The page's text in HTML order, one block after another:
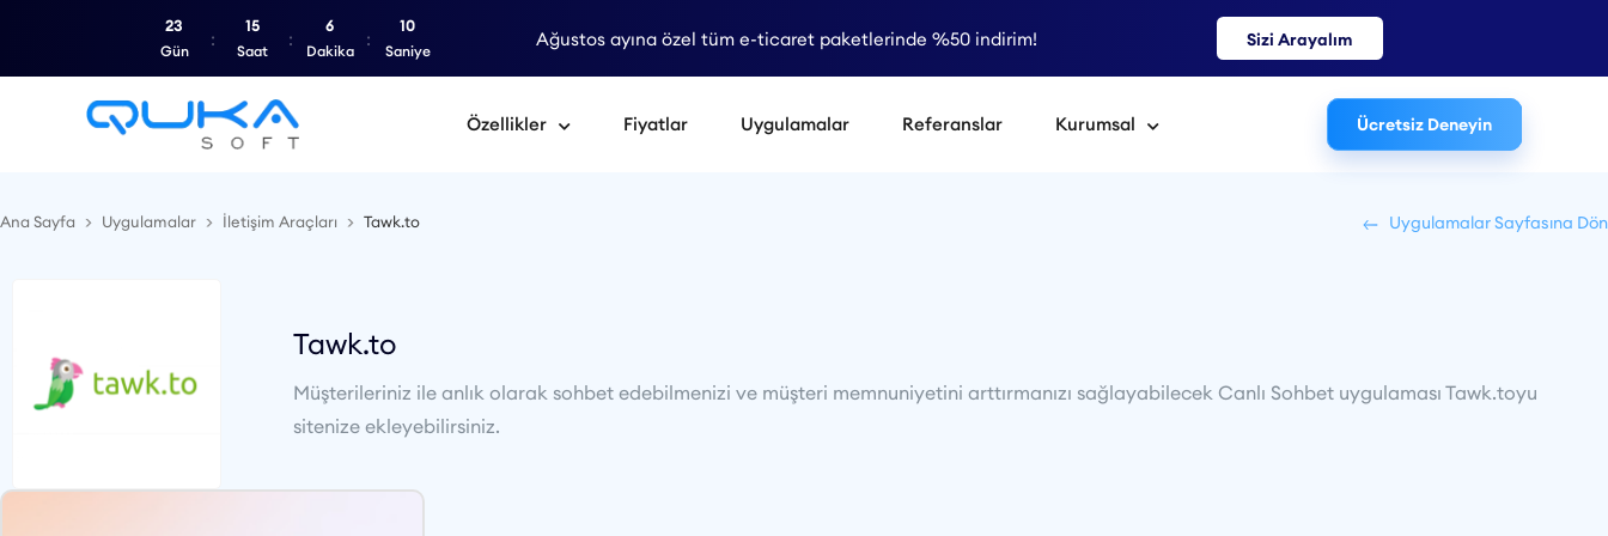
Ağustos ayına özel tüm e-ticaret paketlerinde %50 indirim! Sizi Arayalım
23
Gün
15
Saat
6
Dakika
9
Saniye
Özellikler Fiyatlar Uygulamalar Referanslar Kurumsal Ücretsiz Deneyin
Ana Sayfa Uygulamalar İletişim Araçları Tawk.to Uygulamalar Sayfasına Dön
Tawk.to
Müşterileriniz ile anlık olarak sohbet edebilmenizi ve müşteri memnuniyetini arttırmanızı sağlayabilecek Canlı Sohbet uygulaması Tawk.toyu
sitenize ekleyebilirsiniz.